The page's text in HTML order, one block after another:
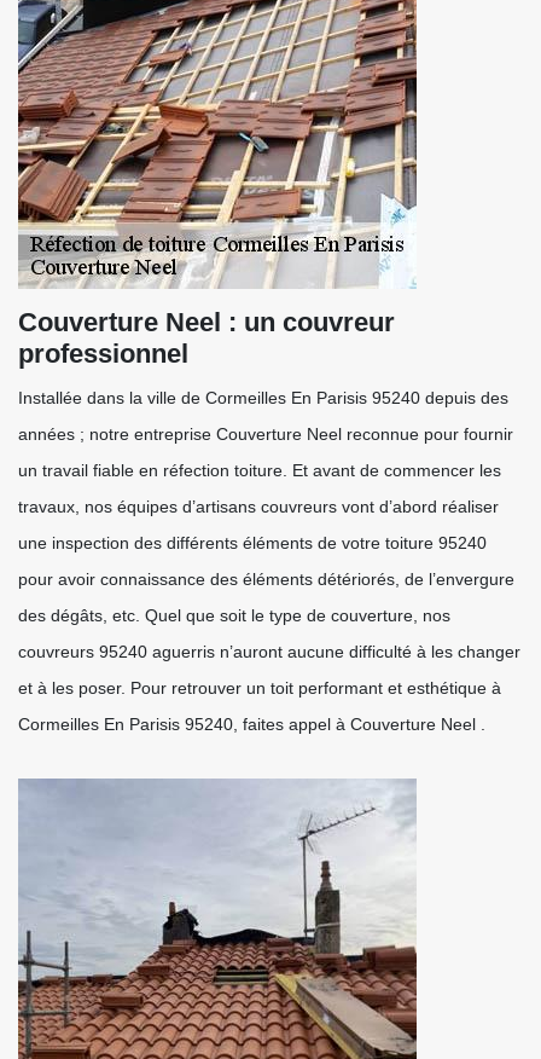
Couverture Neel : un couvreur
professionnel
Installée dans la ville de Cormeilles En Parisis 95240 depuis des
années ; notre entreprise Couverture Neel reconnue pour fournir
un travail fiable en réfection toiture. Et avant de commencer les
travaux, nos équipes d’artisans couvreurs vont d’abord réaliser
une inspection des différents éléments de votre toiture 95240
pour avoir connaissance des éléments détériorés, de l’envergure
des dégâts, etc. Quel que soit le type de couverture, nos
couvreurs 95240 aguerris n’auront aucune difficulté à les changer
et à les poser. Pour retrouver un toit performant et esthétique à
Cormeilles En Parisis 95240, faites appel à Couverture Neel .